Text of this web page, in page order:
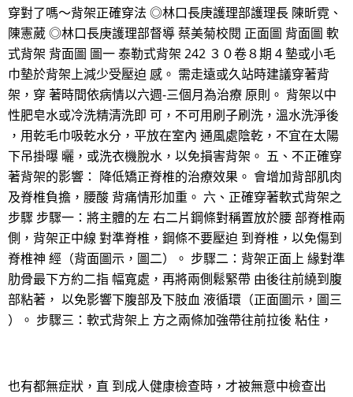
穿對了嗎～背架正確穿法 ◎林口長庚護理部護理長 陳昕霓、
陳憲葳 ◎林口長庚護理部督導 蔡美菊校閱 正面圖 背面圖 軟
式背架 背面圖 圖一 泰勒式背架 242 ３０卷８期 4 墊或小毛
巾墊於背架上減少受壓迫 感。 需走遠或久站時建議穿著背
架，穿 著時間依病情以六週-三個月為治療 原則。 背架以中
性肥皂水或冷洗精清洗即 可，不可用刷子刷洗，溫水洗淨後
，用乾毛巾吸乾水分，平放在室內 通風處陰乾，不宜在太陽
下吊掛曝 曬，或洗衣機脫水，以免損害背架。 五、不正確穿
著背架的影響： 降低矯正脊椎的治療效果。 會增加背部肌肉
及脊椎負擔，腰酸 背痛情形加重。 六、正確穿著軟式背架之
步驟 步驟一：將主體的左 右二片鋼條對稱置放於腰 部脊椎兩
側，背架正中線 對準脊椎，鋼條不要壓迫 到脊椎，以免傷到
脊椎神 經（背面圖示，圖二）。 步驟二：背架正面上 緣對準
肋骨最下方約二指 幅寬處，再將兩側鬆緊帶 由後往前繞到腹
部粘著， 以免影響下腹部及下肢血 液循環（正面圖示，圖三
）。 步驟三：軟式背架上 方之兩條加強帶往前拉後 粘住，
也有都無症狀，直 到成人健康檢查時，才被無意中檢查出